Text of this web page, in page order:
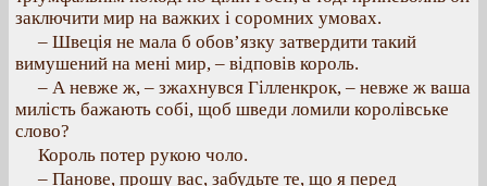
заключити мир на важких і соромних умовах.
– Швеція не мала б обов’язку затвердити такий
вимушений на мені мир, – відповів король.
– А невже ж, – зжахнувся Гілленкрок, – невже ж ваша
милість бажають собі, щоб шведи ломили королівське
слово?
Король потер рукою чоло.
– Панове, прошу вас, забудьте те, що я перед